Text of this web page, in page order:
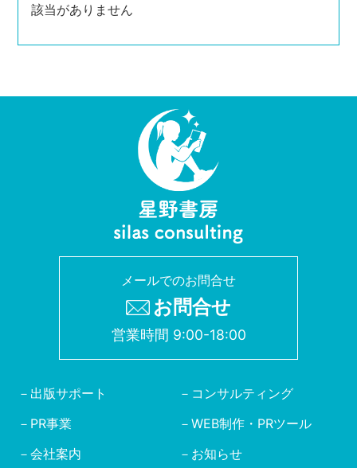
該当がありません
メールでのお問合せ
お問合せ
営業時間 9:00-18:00
出版サポート
コンサルティング
PR事業
WEB制作・PRツール
会社案内
お知らせ